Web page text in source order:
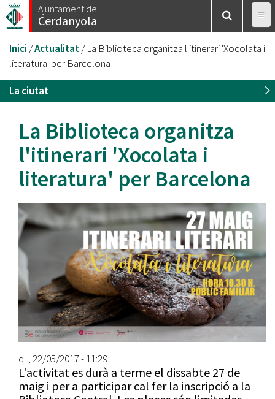
Vés
al
Ajuntament de
Cerdanyola
Esteu
aquí
Inici /Actualitat/ La Biblioteca organitza l'itinerari 'Xocolata i
literatura' per Barcelona
La ciutat
La Biblioteca organitza
l'itinerari 'Xocolata i
literatura' per Barcelona
dl., 22/05/2017 - 11:29
L'activitat es durà a terme el dissabte 27 de
maig i per a participar cal fer la inscripció a la